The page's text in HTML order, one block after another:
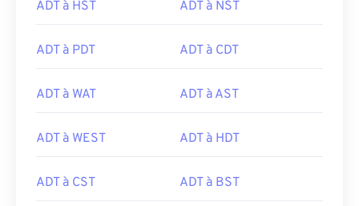
ADT à HST ADT à NST
ADT à PDT ADT à CDT
ADT à WAT ADT à AST
ADT à WEST ADT à HDT
ADT à CST ADT à BST